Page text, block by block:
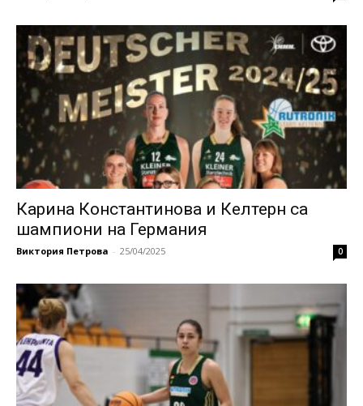
Карина Константинова и Келтерн са
шампиони на Германия
Виктория Петрова - 25/04/2025 0